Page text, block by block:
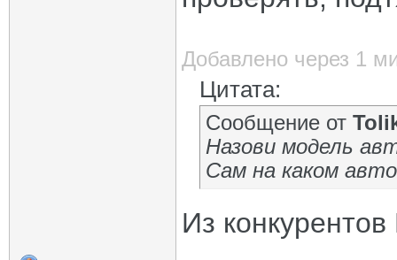
Добавлено через 1
Цитата:
Сообщение от
Назови модель
Сам на каком
Из